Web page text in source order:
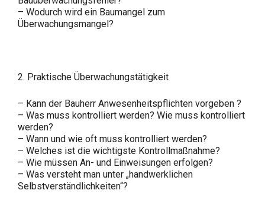
– Wodurch wird ein Baumangel zum
Überwachungsmangel?
2. Praktische Überwachungstätigkeit
– Kann der Bauherr Anwesenheitspflichten vorgeben ?
– Was muss kontrolliert werden? Wie muss kontrolliert
werden?
– Wann und wie oft muss kontrolliert werden?
– Welches ist die wichtigste Kontrollmaßnahme?
– Wie müssen An- und Einweisungen erfolgen?
– Was versteht man unter „handwerklichen
Selbstverständlichkeiten“?